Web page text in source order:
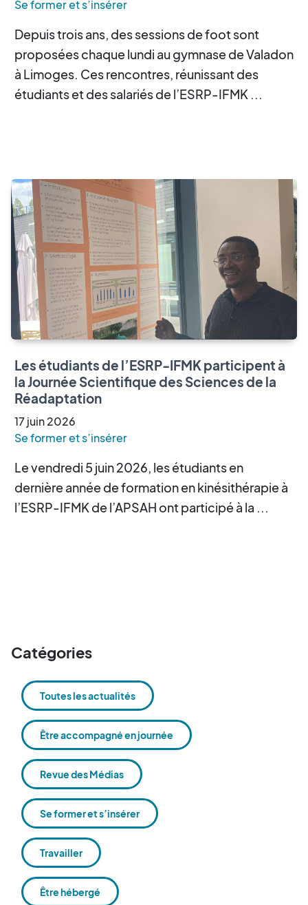
Se former et s’insérer
Depuis trois ans, des sessions de foot sont
proposées chaque lundi au gymnase de Valadon
à Limoges. Ces rencontres, réunissant des
étudiants et des salariés de l’ESRP-IFMK ...
Les étudiants de l’ESRP-IFMK participent à
la Journée Scientifique des Sciences de la
Réadaptation
17juin2026
Se former et s’insérer
Le vendredi 5 juin 2026, les étudiants en
dernière année de formation en kinésithérapie à
l’ESRP-IFMK de l’APSAH ont participé à la ...
Catégories
Toutes les actualités
Être accompagné en journée
Revue des Médias
Se former et s’insérer
Travailler
Être hébergé